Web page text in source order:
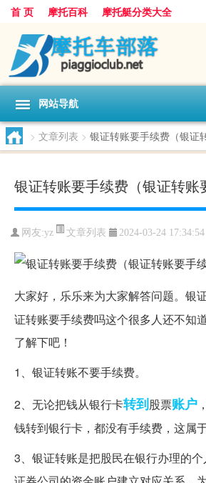
首 页 摩托百科 摩托艇分类大全
网站导航
> 文章列表 > 银证转账要手续费（银证
银证转账要手续费（银证转账
网友:yz 文章列表 2024-03-24 17:34:54
大家好，乐乐来为大家解答问题。银
证转账要手续费吗这个很多人还不知
了解下吧！
1、银证转账不要手续费。
2、无论把钱从银行卡转到股票账户
钱转到银行卡，都没有手续费，这属
3、银证转账是把股民在银行办理的